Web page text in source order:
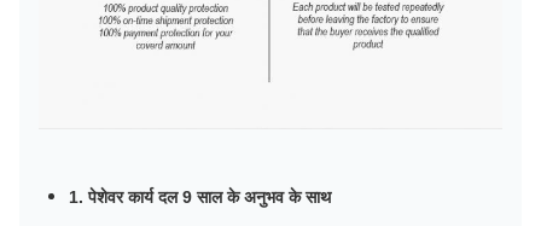
1. पेशेवर कार्य दल 9 साल के अनुभव के साथ